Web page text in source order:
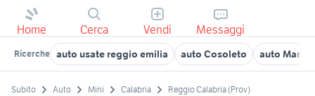
Home Cerca Vendi Messaggi
Ricerche auto usate reggio emilia auto Cosoleto auto
Subito Auto Mini Calabria Reggio Calabria (Prov)